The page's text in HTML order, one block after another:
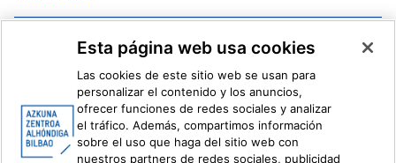
Facebook
X
Ivoox
Información legal Sistema Interno de Información
Esta página web usa cookies
Las cookies de este sitio web se usan para
personalizar el contenido y los anuncios,
ofrecer funciones de redes sociales y analizar
el tráfico. Además, compartimos información
sobre el uso que haga del sitio web con
nuestros partners de redes sociales, publicidad